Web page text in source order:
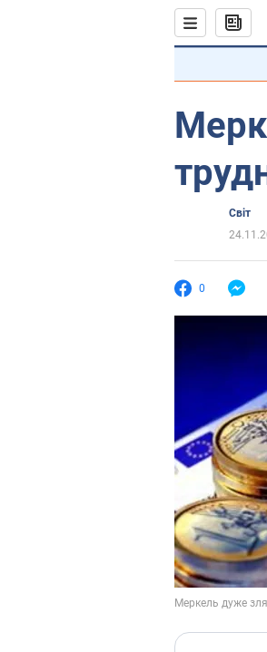
Світ
0